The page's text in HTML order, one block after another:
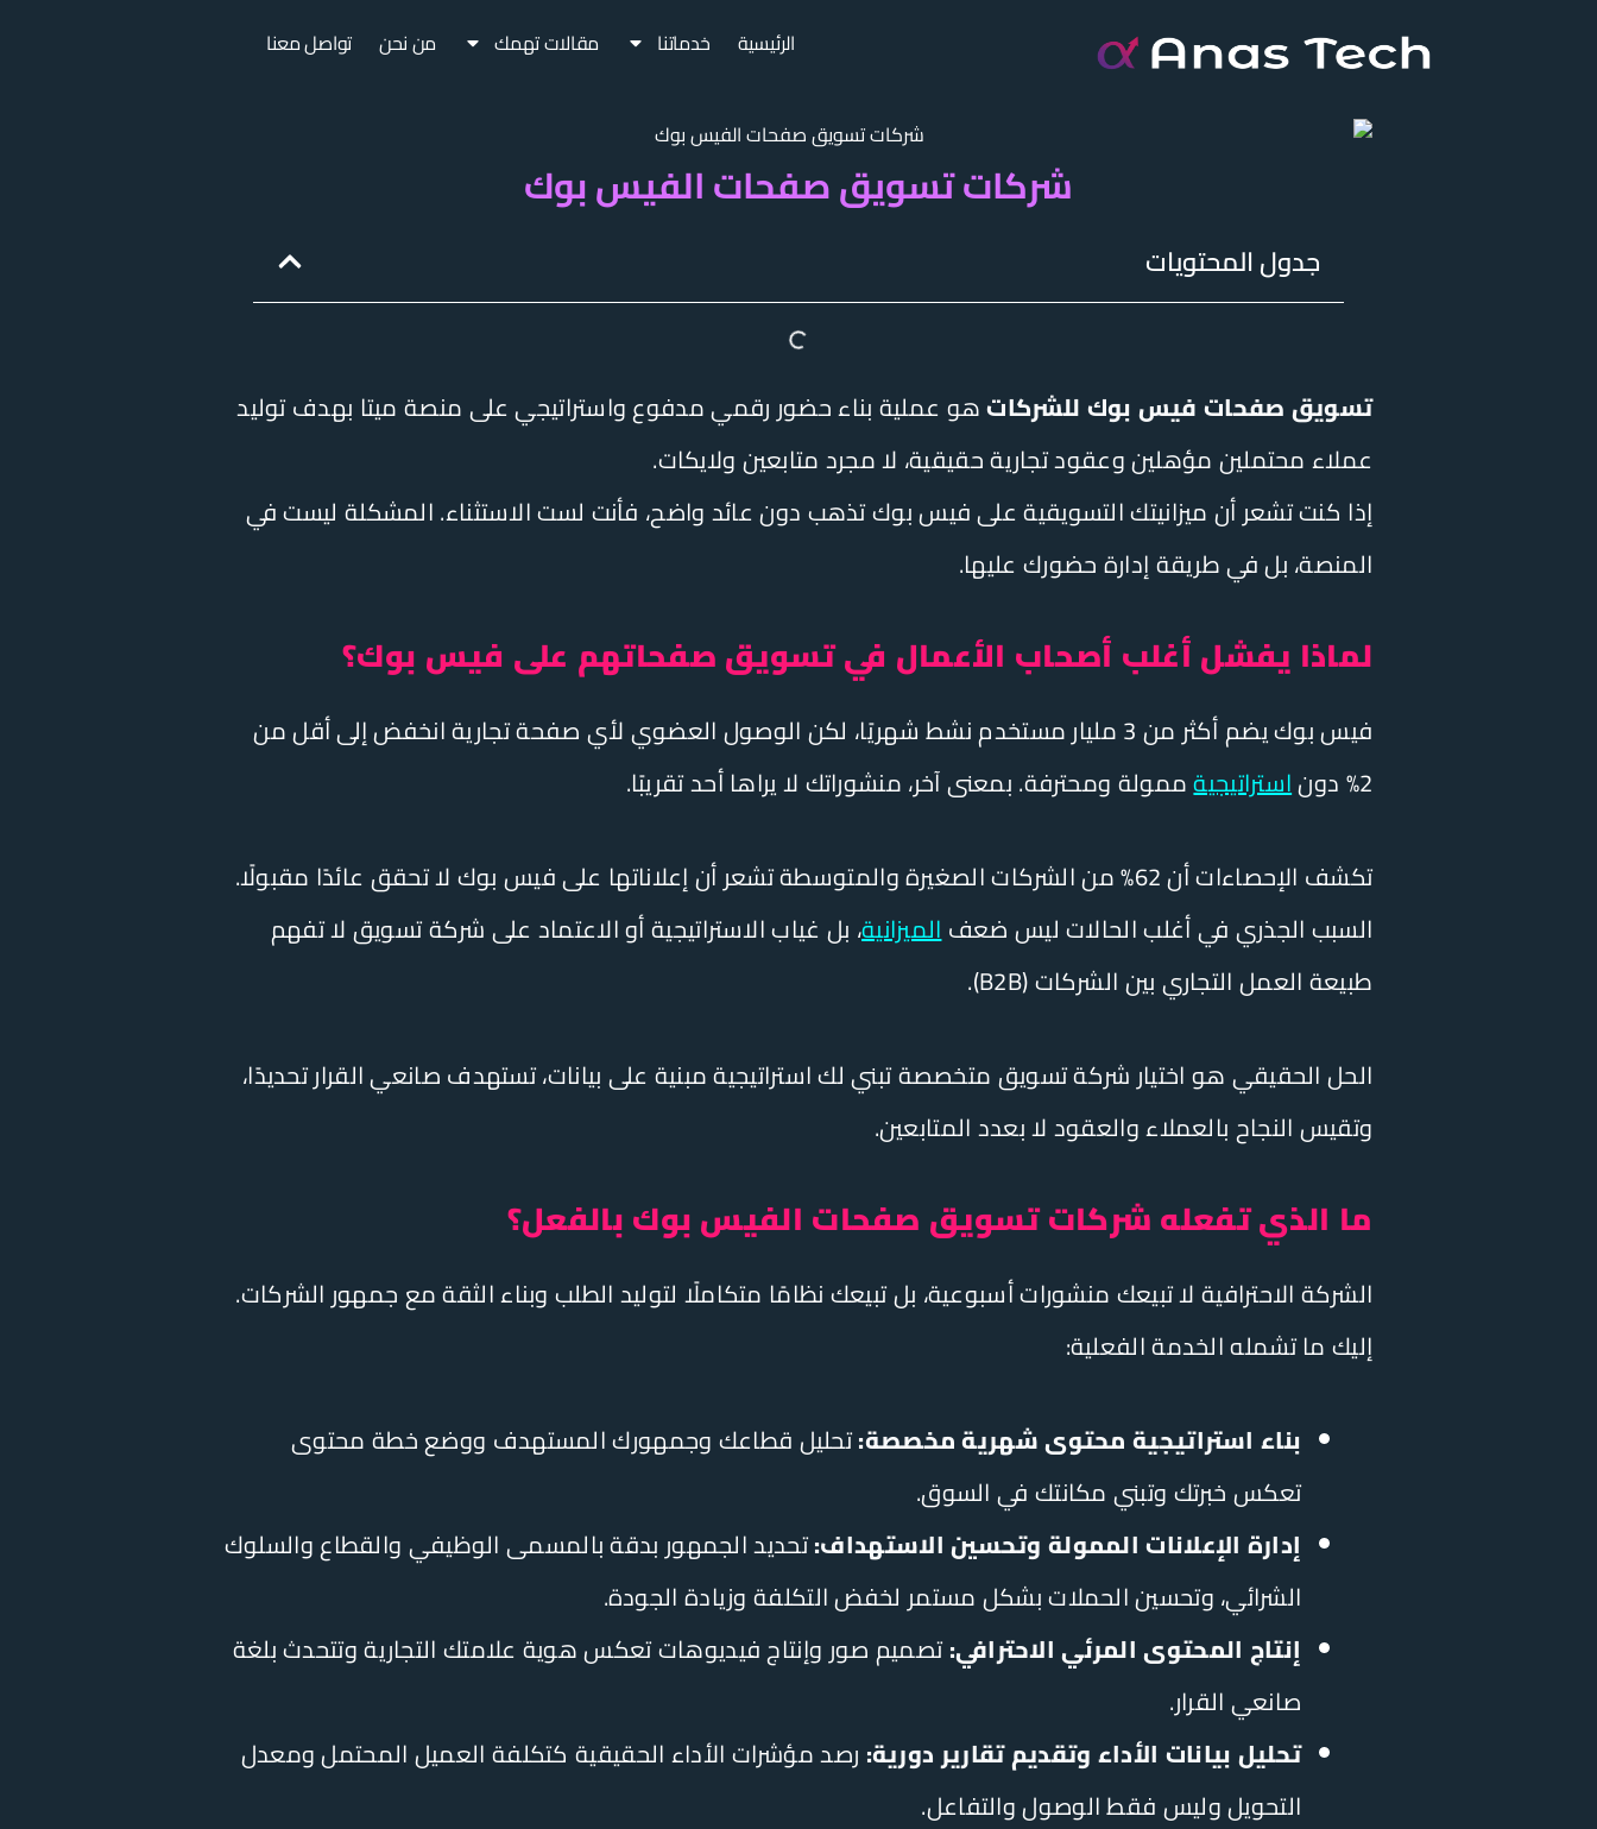
الرئيسية خدماتنا مقالات تهمك من نحن تواصل معنا
شركات تسويق صفحات الفيس بوك
جدول المحتويات
تسويق صفحات فيس بوك للشركاتهو عملية بناء حضور رقمي مدفوع واستراتيجي على منصة ميتا بهدف توليد
عملاء محتملين مؤهلين وعقود تجارية حقيقية، لا مجرد متابعين ولايكات.
إذا كنت تشعر أن ميزانيتك التسويقية على فيس بوك تذهب دون عائد واضح، فأنت لست الاستثناء. المشكلة ليست في
المنصة، بل في طريقة إدارة حضورك عليها.
لماذا يفشل أغلب أصحاب الأعمال في تسويق صفحاتهم على فيس بوك؟
فيس بوك يضم أكثر من 3 مليار مستخدم نشط شهريًا، لكن الوصول العضوي لأي صفحة تجارية انخفض إلى أقل من
2% دون
استراتيجيةممولة ومحترفة. بمعنى آخر، منشوراتك لا يراها أحد تقريبًا.
تكشف الإحصاءات أن 62% من الشركات الصغيرة والمتوسطة تشعر أن إعلاناتها على فيس بوك لا تحقق عائدًا مقبولًا.
السبب الجذري في أغلب الحالات ليس ضعفالميزانية، بل غياب الاستراتيجية أو الاعتماد على شركة تسويق لا تفهم
طبيعة العمل التجاري بين الشركات (B2B).
الحل الحقيقي هو اختيار شركة تسويق متخصصة تبني لك استراتيجية مبنية على بيانات، تستهدف صانعي القرار تحديدًا،
وتقيس النجاح بالعملاء والعقود لا بعدد المتابعين.
ما الذي تفعله شركات تسويق صفحات الفيس بوك بالفعل؟
الشركة الاحترافية لا تبيعك منشورات أسبوعية، بل تبيعك نظامًا متكاملًا لتوليد الطلب وبناء الثقة مع جمهور الشركات.
إليك ما تشمله الخدمة الفعلية:
بناء استراتيجية محتوى شهرية مخصصة:تحليل قطاعك وجمهورك المستهدف ووضع خطة محتوى
تعكس خبرتك وتبني مكانتك في السوق.
إدارة الإعلانات الممولة وتحسين الاستهداف:تحديد الجمهور بدقة بالمسمى الوظيفي والقطاع والسلوك
الشرائي، وتحسين الحملات بشكل مستمر لخفض التكلفة وزيادة الجودة.
إنتاج المحتوى المرئي الاحترافي:تصميم صور وإنتاج فيديوهات تعكس هوية علامتك التجارية وتتحدث بلغة
صانعي القرار.
تحليل بيانات الأداء وتقديم تقارير دورية: رصد مؤشرات الأداء الحقيقية كتكلفة العميل المحتمل ومعدل
التحويل وليس فقط الوصول والتفاعل.